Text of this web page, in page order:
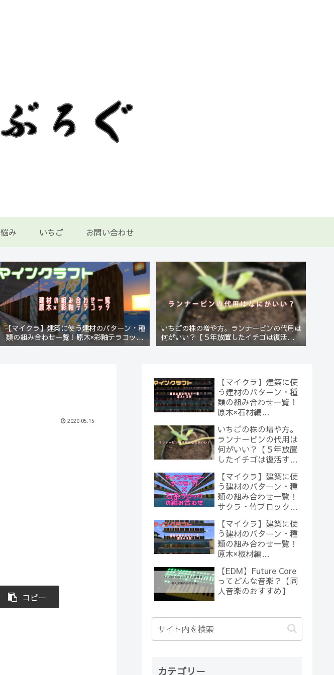
悩み いちご お問い合わせ
【マイクラ】建築に使う建材のパターン・種
類の組み合わせ一覧！原木×彩釉テラコッタ
編【Minecraft】
いちごの株の増や方。ランナーピンの代用は
何がいい？【５年放置したイチゴは復活する
のか？(10)】
2020.05.15
コピー
【マイクラ】建築に使
う建材のパターン・種
類の組み合わせ一覧！
原木×石材編
いちごの株の増や方。
ランナーピンの代用は
何がいい？【５年放置
したイチゴは復活する
【マイクラ】建築に使
う建材のパターン・種
類の組み合わせ一覧！
サクラ・竹ブロック×
【Minecraft】
【マイクラ】建築に使
う建材のパターン・種
類の組み合わせ一覧！
原木×板材編
【EDM】Future Core
ってどんな音楽？【同
人音楽のおすすめ】
カテゴリー